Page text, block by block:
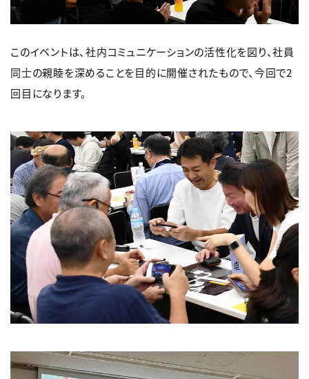
このイベントは、社内コミュニケーションの活性化を図り、社員
同士の親睦を深めることを目的に開催されたもので、今回で2
回目になります。